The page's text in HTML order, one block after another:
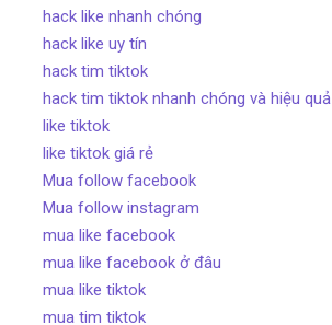
hack like nhanh chóng
hack like uy tín
hack tim tiktok
hack tim tiktok nhanh chóng và hiệu quả
like tiktok
like tiktok giá rẻ
Mua follow facebook
Mua follow instagram
mua like facebook
mua like facebook ở đâu
mua like tiktok
mua tim tiktok